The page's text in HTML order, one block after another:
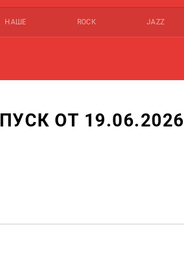
НАШЕ ROCK JAZZ
ОТ 19.06.2026